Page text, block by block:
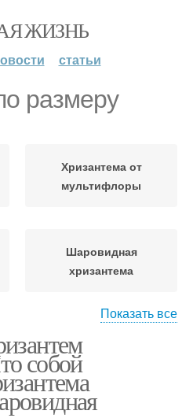
ЖИЗНЬ
статьи
размеру
Хризантема от
мультифлоры
Шаровидная
хризантема
Хризантемы по срокам
Показать все
собой